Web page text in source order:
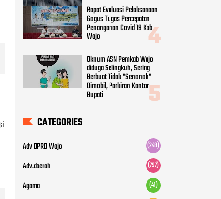
Rapat Evaluasi Pelaksanaan
Gogus Tugas Percepatan
Penanganan Covid 19 Kab
Wajo
Oknum ASN Pemkab Wajo
diduga Selingkuh, Sering
Berbuat Tidak "Senonoh"
Dimobil, Parkiran Kantor
Bupati
CATEGORIES
Adv DPRD Wajo (248)
Adv.daerah (797)
Agama (41)